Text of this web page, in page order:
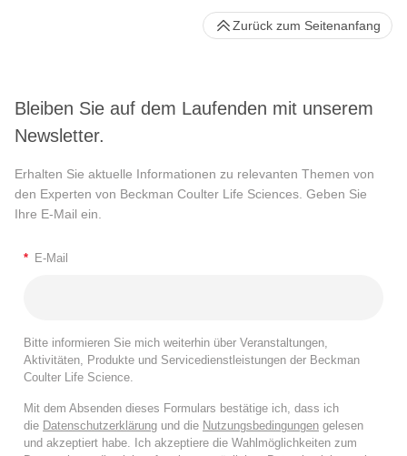
Bleiben Sie auf dem Laufenden mit unserem
Newsletter.
Erhalten Sie aktuelle Informationen zu relevanten Themen von
den Experten von Beckman Coulter Life Sciences. Geben Sie
Ihre E-Mail ein.
* E-Mail
Bitte informieren Sie mich weiterhin über Veranstaltungen,
Aktivitäten, Produkte und Servicedienstleistungen der Beckman
Coulter Life Science.
Mit dem Absenden dieses Formulars bestätige ich, dass ich
die Datenschutzerklärung und die Nutzungsbedingungen gelesen
und akzeptiert habe. Ich akzeptiere die Wahlmöglichkeiten zum
Zurück zum Seitenanfang